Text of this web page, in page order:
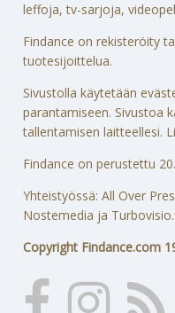
leffoja, tv-sarjoja,
Findance on rekisteröity
tuotesijoittelua.
Sivustolla käytetään
parantamiseen. Sivustoa
tallentamisen laitteellesi.
Findance on perustettu
Yhteistyössä: All Over
Nostemedia ja
Copyright Findance.com